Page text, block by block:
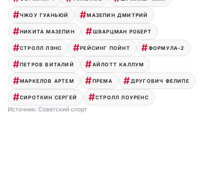
ЧЖОУ ГУАНЬЮЙ МАЗЕПИН ДМИТРИЙ
НИКИТА МАЗЕПИН ШВАРЦМАН РОБЕРТ
СТРОЛЛ ЛЭНС РЕЙСИНГ ПОЙНТ ФОРМУЛА-2
ПЕТРОВ ВИТАЛИЙ АЙЛОТТ КАЛЛУМ
МАРКЕЛОВ АРТЕМ ПРЕМА ДРУГОВИЧ ФЕЛИПЕ
СИРОТКИН СЕРГЕЙ СТРОЛЛ ЛОУРЕНС
Источник: Советский спорт